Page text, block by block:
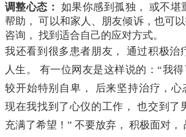
调整心态： 如果你感到孤独， 或不堪
帮助， 可以和家人、朋友倾诉，也可
咨询， 找到适合自己的应对方式。
我还看到很多患者朋友， 通过积极治
人生。 有一位网友是这样说的：“我得
较开始特别自卑， 后来坚持治疗，心
现在我找到了心仪的工作， 也交到了
充满了希望！” 不要放弃， 积极面对，